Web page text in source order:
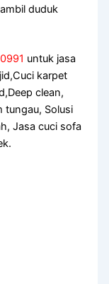
duduk
untuk jasa
karpet
clean,
tungau, Solusi
Jasa cuci sofa